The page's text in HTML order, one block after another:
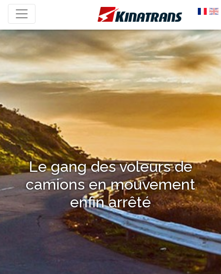
Le gang des voleurs de
camions en mouvement
enfin arrêté